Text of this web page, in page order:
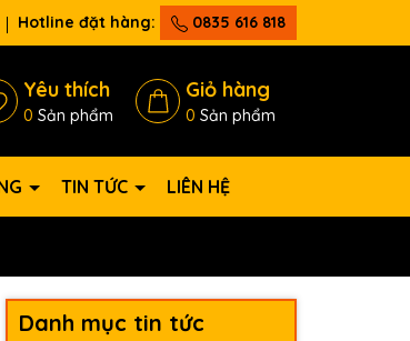
Hotline đặt hàng: 0835 616 818
Yêu thích
0 Sản phẩm
Giỏ hàng
0 Sản phẩm
TIN TỨC LIÊN HỆ
Danh mục tin tức